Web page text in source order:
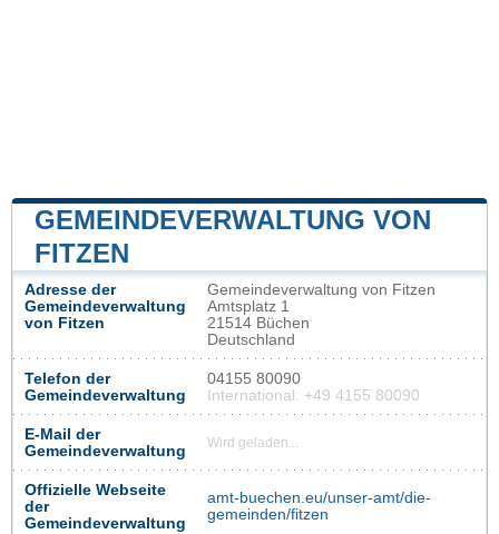
GEMEINDEVERWALTUNG VON
FITZEN
Adresse der
Gemeindeverwaltung
von Fitzen
Gemeindeverwaltung von Fitzen
Amtsplatz 1
21514 Büchen
Deutschland
Telefon der
Gemeindeverwaltung
04155 80090
International: +49 4155 80090
E-Mail der
Gemeindeverwaltung
Wird geladen...
Offizielle Webseite
der
Gemeindeverwaltung
amt-buechen.eu/unser-amt/die-
gemeinden/fitzen